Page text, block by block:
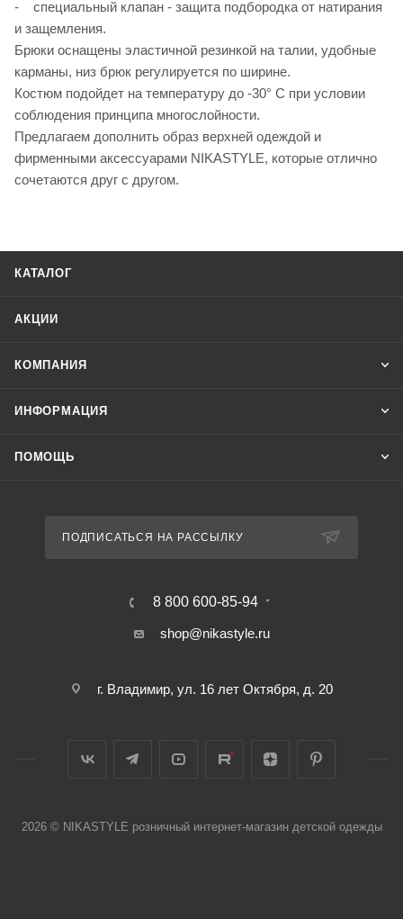
- специальный клапан - защита подбородка от натирания
и защемления.
Брюки оснащены эластичной резинкой на талии, удобные
карманы, низ брюк регулируется по ширине.
Костюм подойдет на температуру до -30° С при условии
соблюдения принципа многослойности.
Предлагаем дополнить образ верхней одеждой и
фирменными аксессуарами NIKASTYLE, которые отлично
сочетаются друг с другом.
КАТАЛОГ
АКЦИИ
КОМПАНИЯ
ИНФОРМАЦИЯ
ПОМОЩЬ
ПОДПИСАТЬСЯ НА РАССЫЛКУ
8 800 600-85-94
shop@nikastyle.ru
г. Владимир, ул. 16 лет Октября, д. 20
2026 © NIKASTYLE розничный интернет-магазин детской одежды